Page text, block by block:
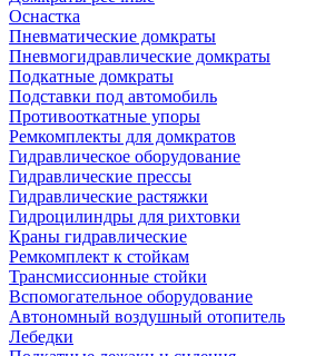
Оснастка
Пневматические домкраты
Пневмогидравлические домкраты
Подкатные домкраты
Подставки под автомобиль
Противооткатные упоры
Ремкомплекты для домкратов
Гидравлическое оборудование
Гидравлические прессы
Гидравлические растяжки
Гидроцилиндры для рихтовки
Краны гидравлические
Ремкомплект к стойкам
Трансмиссионные стойки
Вспомогательное оборудование
Автономный воздушный отопитель
Лебедки